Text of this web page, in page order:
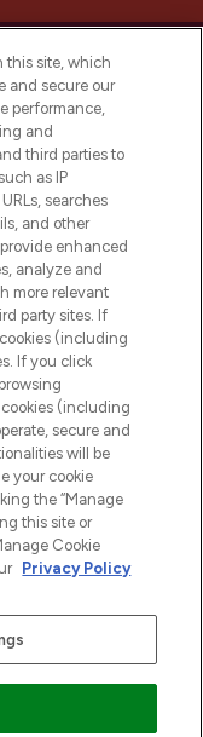
się o
i
trendach i
redakcyjne
this site, which
and secure our
performance,
and
third parties to
as IP
searches
and other
enhanced
analyze and
more relevant
party sites. If
(including
If you click
(including
secure and
will be
your cookie
the “Manage
this site or
Cookie
Privacy Policy